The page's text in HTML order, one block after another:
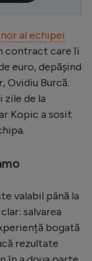
al echipei
contract care îi
euro, depășind
Ovidiu Burcă.
de la
Kopic a sosit
valabil până la
salvarea
bogată
rezultate